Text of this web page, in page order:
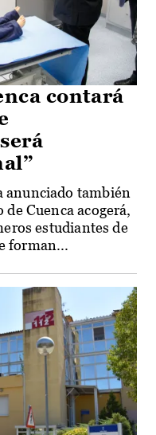
contará
anunciado también
Cuenca acogerá,
estudiantes de
forman...